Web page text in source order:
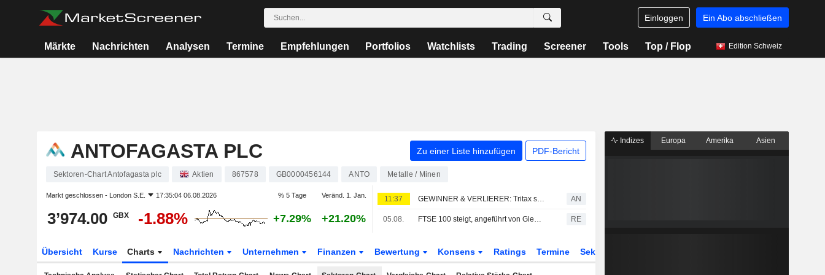
Einloggen Ein Abo abschließen
Märkte Nachrichten Analysen Termine Empfehlungen Portfolios Watchlists Trading Screener Tools Top / Flop Edition Schweiz
ANTOFAGASTA PLC Zu einer Liste hinzufügen PDF-Bericht
Sektoren-Chart Antofagasta plc Aktien 867578 GB0000456144 ANTO Metalle / Minen
Markt geschlossen - London S.E. 17:35:04 06.08.2026 % 5 Tage Veränd. 1. Jan.
3’974.00 GBX -1.88% +7.29% +21.20%
11:37 GEWINNER & VERLIERER: Tritax schließt Kapitalerhöhung ab; Wizz Air rutscht in die Verlustzone AN
05.08. FTSE 100 steigt, angeführt von Glencore und Next-Zahlen; Banken unter Druck RE
Übersicht Kurse Charts Nachrichten Unternehmen Finanzen Bewertung Konsens Ratings Termine Sektor
Indizes Europa Amerika Asien